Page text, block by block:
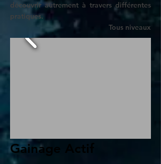
découvrir autrement à travers différentes
pratiques.
Tous niveaux
Gainage Actif